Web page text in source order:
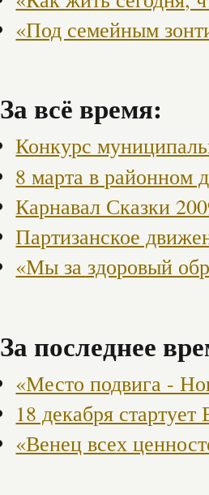
«Под семейным
За всё время:
Конкурс
8 марта в районном
Карнавал Сказки
Партизанское
«Мы за здоровый
За последнее
«Место подвига -
18 декабря
«Венец всех